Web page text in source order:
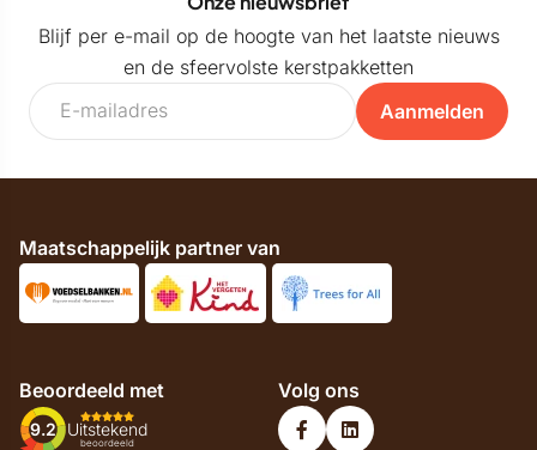
Blijf per e-mail op de hoogte van het laatste nieuws
en de sfeervolste kerstpakketten
Aanmelden
Maatschappelijk partner van
Beoordeeld met
9.2 Uitstekend
beoordeeld
Volg ons